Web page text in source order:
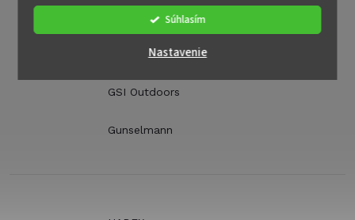
Súhlasím
Nastavenie
GSI Outdoor
GSI Outdoors
Gunselmann